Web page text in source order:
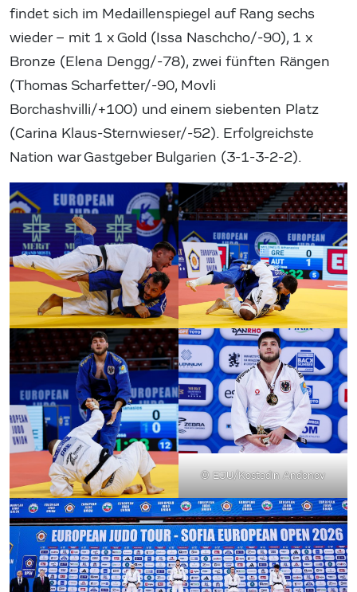
findet sich im Medaillenspiegel auf Rang sechs
wieder – mit 1 x Gold (Issa Naschcho/-90), 1 x
Bronze (Elena Dengg/-78), zwei fünften Rängen
(Thomas Scharfetter/-90, Movli
Borchashvilli/+100) und einem siebenten Platz
(Carina Klaus-Sternwieser/-52). Erfolgreichste
Nation war Gastgeber Bulgarien (3-1-3-2-2).
© EJU/Kostadin Andonov